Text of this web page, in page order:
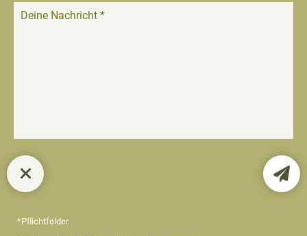
Deine Nachricht *
*Pflichtfelder